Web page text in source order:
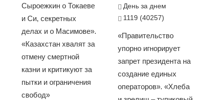
Сыроежкин о Токаеве
и Си, секретных
делах и о Масимове».
«Казахстан хвалят за
отмену смертной
казни и критикуют за
пытки и ограничения
свобод»
День за днем
1119 (40257)
«Правительство
упорно игнорирует
запрет президента на
создание единых
операторов». «Хлеба